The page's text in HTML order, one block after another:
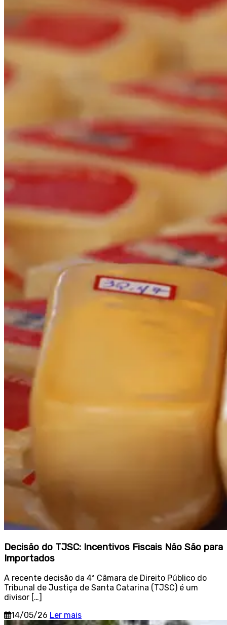
Decisão do TJSC: Incentivos Fiscais Não São para
Importados
A recente decisão da 4ª Câmara de Direito Público do
Tribunal de Justiça de Santa Catarina (TJSC) é um
divisor […]
14/05/26 Ler mais